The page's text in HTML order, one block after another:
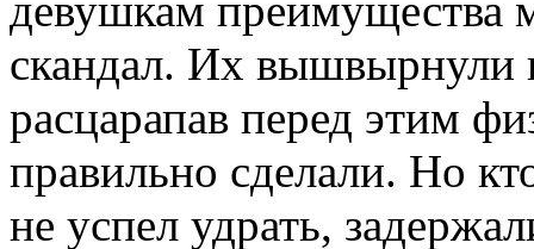
скандал. Их вышвырнули
расцарапав перед этим
правильно сделали. Но
не успел удрать,